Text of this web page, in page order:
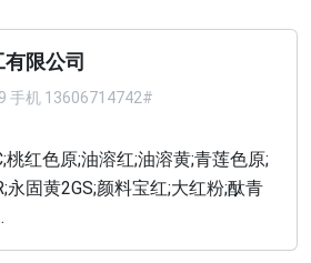
限公司
手机 13606714742#
桃红色原;油溶红;油溶黄;青莲色原;
永固黄2GS;颜料宝红;大红粉;酞青